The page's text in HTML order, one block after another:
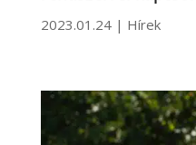
2023.01.24| Hírek